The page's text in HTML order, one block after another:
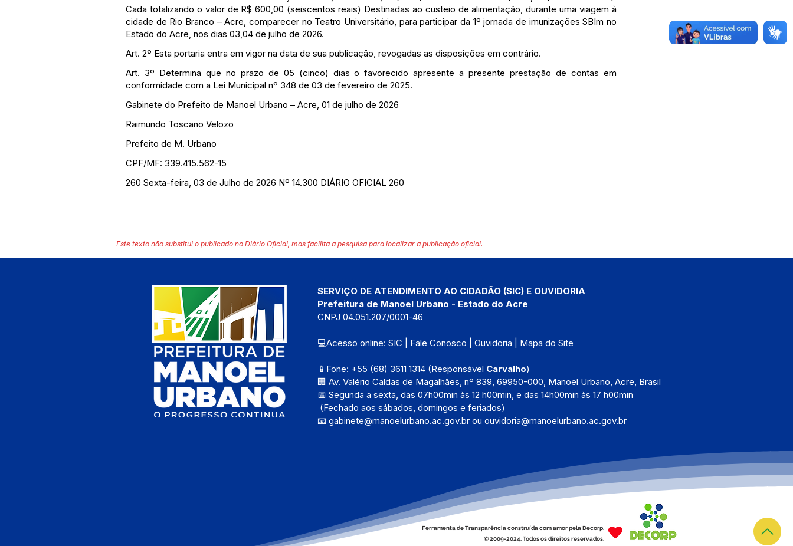
Cada totalizando o valor de R$ 600,00 (seiscentos reais) Destinadas ao custeio de alimentação, durante uma viagem à
cidade de Rio Branco – Acre, comparecer no Teatro Universitário, para participar da 1º jornada de imunizações SBIm no
Estado do Acre, nos dias 03,04 de julho de 2026.
Art. 2º Esta portaria entra em vigor na data de sua publicação, revogadas as disposições em contrário.
Art. 3º Determina que no prazo de 05 (cinco) dias o favorecido apresente a presente prestação de contas em
conformidade com a Lei Municipal nº 348 de 03 de fevereiro de 2025.
Gabinete do Prefeito de Manoel Urbano – Acre, 01 de julho de 2026
Raimundo Toscano Velozo
Prefeito de M. Urbano
CPF/MF: 339.415.562-15
260 Sexta-feira, 03 de Julho de 2026 Nº 14.300 DIÁRIO OFICIAL 260
Este texto não substitui o publicado no Diário Oficial, mas facilita a pesquisa para localizar a publicação oficial.
SERVIÇO DE ATENDIMENTO AO CIDADÃO (SIC) E OUVIDORIA
Prefeitura de Manoel Urbano - Estado do Acre
CNPJ 04.051.207/0001-46
💻Acesso online: SIC Fale Conosco Ouvidoria Mapa do Site
📱Fone: +55 (68) 3611 1314 (Responsável Carvalho)
🏢 Av. Valério Caldas de Magalhães, nº 839, 69950-000, Manoel Urbano, Acre, Brasil
📅 Segunda a sexta, das 07h00min às 12 h00min, e das 14h00min às 17 h00min
(Fechado aos sábados, domingos e feriados)
📧 gabinete@manoelurbano.ac.gov.br ou ouvidoria@manoelurbano.ac.gov.br
Ferramenta de Transparência construída com amor pela Decorp.
© 2009-2024. Todos os direitos reservados.